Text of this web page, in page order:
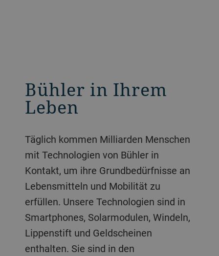
Bühler in Ihrem
Leben
Täglich kommen Milliarden Menschen
mit Technologien von Bühler in
Kontakt, um ihre Grundbedürfnisse an
Lebensmitteln und Mobilität zu
erfüllen. Unsere Technologien sind in
Smartphones, Solarmodulen, Windeln,
Lippenstift und Geldscheinen
enthalten. Sie sind in den